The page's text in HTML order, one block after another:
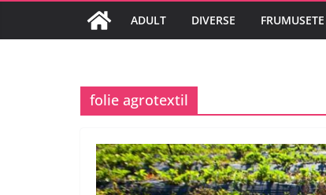
ADULT DIVERSE FRUMUSETE
folie agrotextil